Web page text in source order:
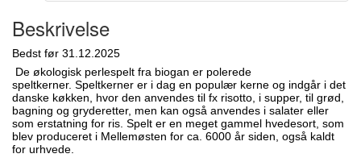
Beskrivelse
Bedst før 31.12.2025
De økologisk perlespelt fra biogan er polerede
speltkerner. Speltkerner er i dag en populær kerne og indgår i det
danske køkken, hvor den anvendes til fx risotto, i supper, til grød,
bagning og gryderetter, men kan også anvendes i salater eller
som erstatning for ris. Spelt er en meget gammel hvedesort, som
blev produceret i Mellemøsten for ca. 6000 år siden, også kaldt
for urhvede.